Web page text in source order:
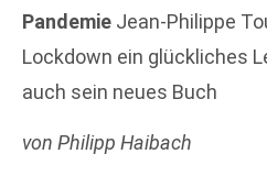
Pandemie Jean-Philippe
Lockdown ein glückliches
auch sein neues Buch
von Philipp Haibach